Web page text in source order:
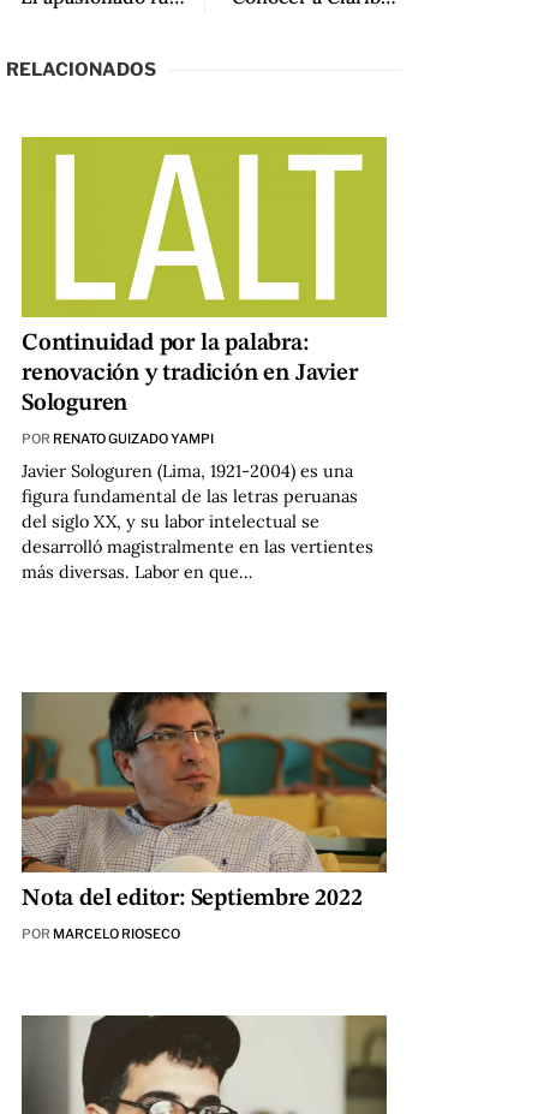
RELACIONADOS
Continuidad por la palabra:
renovación y tradición en Javier
Sologuren
POR RENATO GUIZADO YAMPI
Javier Sologuren (Lima, 1921-2004) es una
figura fundamental de las letras peruanas
del siglo XX, y su labor intelectual se
desarrolló magistralmente en las vertientes
más diversas. Labor en que…
Nota del editor: Septiembre 2022
POR MARCELO RIOSECO